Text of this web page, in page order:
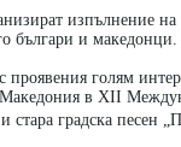
изпълнение
българи и македонци.
проявения голям
в XII
стара градска песен